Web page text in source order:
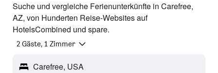
Suche und vergleiche Ferienunterkünfte in Carefree,
AZ, von Hunderten Reise-Websites auf
HotelsCombined und spare.
2 Gäste, 1 Zimmer
Carefree, USA